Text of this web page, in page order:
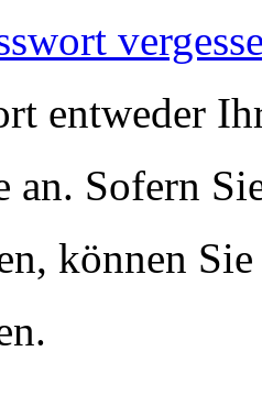
entweder
an. Sofern
können